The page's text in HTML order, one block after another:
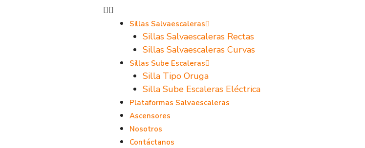
Sillas Salvaescaleras
Sillas Salvaescaleras Rectas
Sillas Salvaescaleras Curvas
Sillas Sube Escaleras
Silla Tipo Oruga
Silla Sube Escaleras Eléctrica
Plataformas Salvaescaleras
Ascensores
Nosotros
Contáctanos